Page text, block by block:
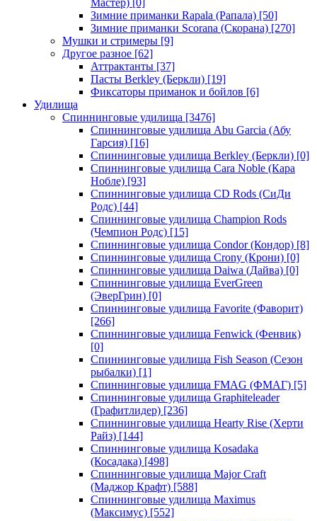
Мастер) [0]
Зимние приманки Rapala (Рапала) [50]
Зимние приманки Scorana (Скорана) [270]
Мушки и стримеры [9]
Другое разное [62]
Аттрактанты [37]
Пасты Berkley (Беркли) [19]
Фиксаторы приманок и бойлов [6]
Удилища
Спиннинговые удилища [3476]
Спиннинговые удилища Abu Garcia (Абу
Гарсия) [16]
Спиннинговые удилища Berkley (Беркли) [0]
Спиннинговые удилища Cara Noble (Кара
Нобле) [93]
Спиннинговые удилища CD Rods (СиДи
Родс) [44]
Спиннинговые удилища Champion Rods
(Чемпион Родс) [15]
Спиннинговые удилища Condor (Кондор) [8]
Спиннинговые удилища Crony (Крони) [0]
Спиннинговые удилища Daiwa (Дайва) [0]
Спиннинговые удилища EverGreen
(ЭверГрин) [0]
Спиннинговые удилища Favorite (Фаворит)
[266]
Спиннинговые удилища Fenwick (Фенвик)
[0]
Спиннинговые удилища Fish Season (Сезон
рыбалки) [1]
Спиннинговые удилища FMAG (ФМАГ) [5]
Спиннинговые удилища Graphiteleader
(Графитлидер) [236]
Спиннинговые удилища Hearty Rise (Херти
Райз) [144]
Спиннинговые удилища Kosadaka
(Косадака) [498]
Спиннинговые удилища Major Craft
(Маджор Крафт) [588]
Спиннинговые удилища Maximus
(Максимус) [552]